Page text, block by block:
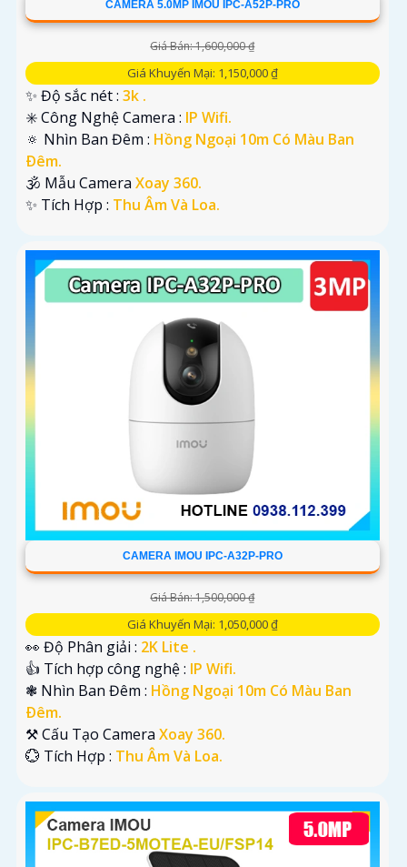
CAMERA 5.0MP IMOU IPC-A52P-PRO
Giá Bán: 1,600,000 ₫
Giá Khuyến Mại: 1,150,000 ₫
✨ Độ sắc nét : 3k .
✳️ Công Nghệ Camera : IP Wifi.
🔅 Nhìn Ban Đêm : Hồng Ngoại 10m Có Màu Ban
Ðêm.
🕉️ Mẫu Camera Xoay 360.
️✨ Tích Hợp : Thu Âm Và Loa.
CAMERA IMOU IPC-A32P-PRO
Giá Bán: 1,500,000 ₫
Giá Khuyến Mại: 1,050,000 ₫
👀 Độ Phân giải : 2K Lite .
👍 Tích hợp công nghệ : IP Wifi.
❃ Nhìn Ban Đêm : Hồng Ngoại 10m Có Màu Ban
Ðêm.
⚒ Cấu Tạo Camera Xoay 360.
️💮 Tích Hợp : Thu Âm Và Loa.